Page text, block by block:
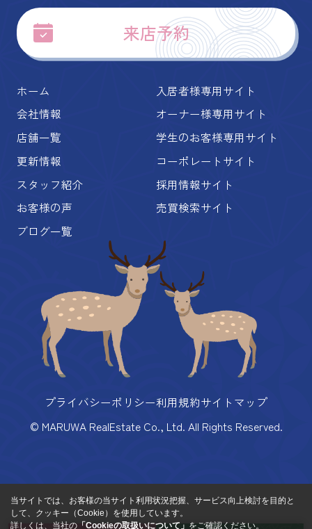
来店予約
ホーム
会社情報
店舗一覧
更新情報
スタッフ紹介
お客様の声
ブログ一覧
入居者様専用サイト
オーナー様専用サイト
学生のお客様専用サイト
コーポレートサイト
採用情報サイト
売買検索サイト
プライバシーポリシー利用規約サイトマップ
© MARUWA RealEstate Co., Ltd. All Rights Reserved.
当サイトでは、お客様の当サイト利用状況把握、サービス向上検討を目的と
して、クッキー（Cookie）を使用しています。
詳しくは、当社の 「Cookieの取扱いについて」 をご確認ください。